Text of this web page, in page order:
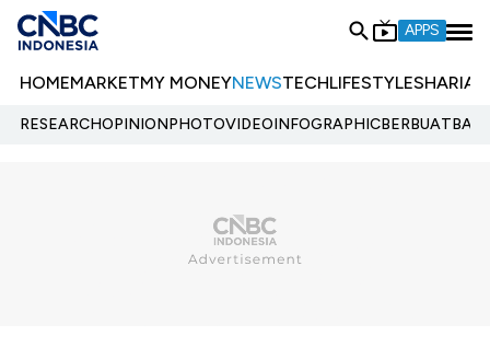
APPS
HOMEMARKETMY MONEYNEWSTECHLIFESTYLESHARIA
RESEARCHOPINIONPHOTOVIDEOINFOGRAPHIC